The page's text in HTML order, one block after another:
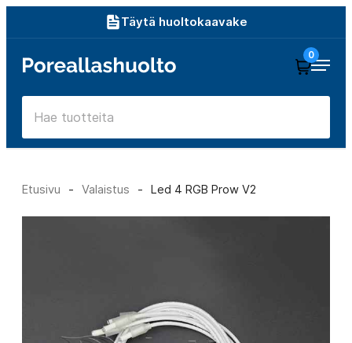
sisältöön
Täytä huoltokaavake
Poreallashuolto
0
Etusivu - Valaistus - Led 4 RGB Prow V2